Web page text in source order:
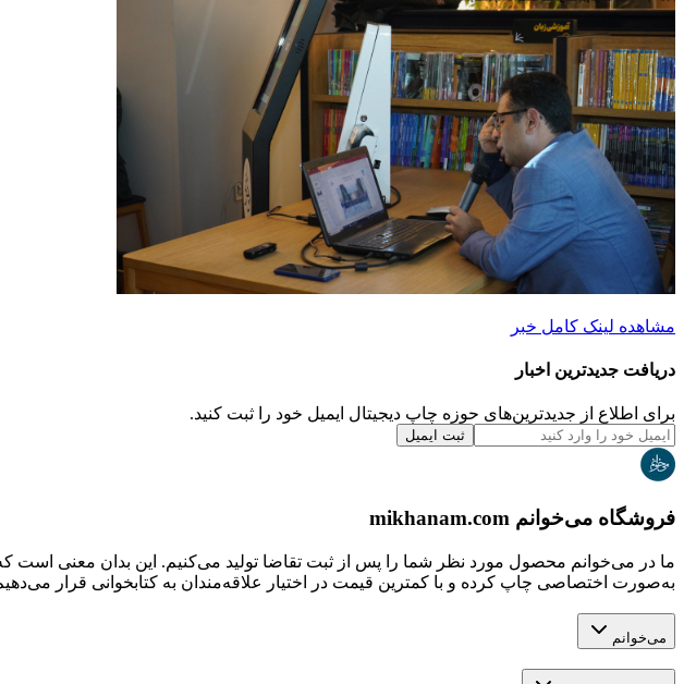
مشاهده لینک کامل خبر
دریافت جدیدترین‌ اخبار
برای اطلاع از جدیدترین‌های حوزه چاپ دیجیتال ایمیل خود را ثبت کنید.
ثبت ایمیل
فروشگاه می‌خوانم mikhanam.com
ما در می‌خوانم محصول مورد نظر شما را پس از ثبت تقاضا تولید می‌کنیم. این بدان معنی است
به‌صورت اختصاصی چاپ کرده و با کمترین قیمت در اختیار علاقه‌مندان به کتابخوانی قرار
می‌خوانم